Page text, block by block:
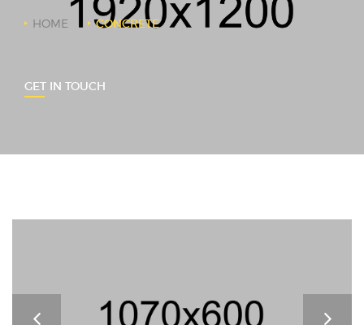
HOME CONCRETE
GET IN TOUCH